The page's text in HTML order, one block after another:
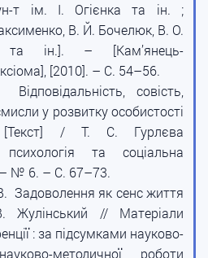
т ім. І. Огієнка та ін. ;
В. Й. Бочелюк, В. О.
та ін.]. – [Кам’янець-
[2010]. – С. 54–56.
совість,
у розвитку особистості
[Текст] / Т. С. Гурлєва
та соціальна
№ 6. – С. 67–73.
Задоволення як сенс життя
// Матеріали
: за підсумками науково-
методичної роботи